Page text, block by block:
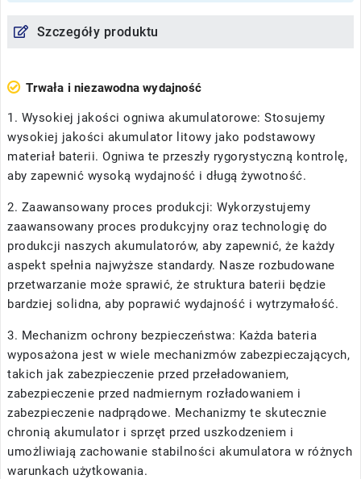
Szczegóły produktu
Trwała i niezawodna wydajność
1. Wysokiej jakości ogniwa akumulatorowe: Stosujemy
wysokiej jakości akumulator litowy jako podstawowy
materiał baterii. Ogniwa te przeszły rygorystyczną kontrolę,
aby zapewnić wysoką wydajność i długą żywotność.
2. Zaawansowany proces produkcji: Wykorzystujemy
zaawansowany proces produkcyjny oraz technologię do
produkcji naszych akumulatorów, aby zapewnić, że każdy
aspekt spełnia najwyższe standardy. Nasze rozbudowane
przetwarzanie może sprawić, że struktura baterii będzie
bardziej solidna, aby poprawić wydajność i wytrzymałość.
3. Mechanizm ochrony bezpieczeństwa: Każda bateria
wyposażona jest w wiele mechanizmów zabezpieczających,
takich jak zabezpieczenie przed przeładowaniem,
zabezpieczenie przed nadmiernym rozładowaniem i
zabezpieczenie nadprądowe. Mechanizmy te skutecznie
chronią akumulator i sprzęt przed uszkodzeniem i
umożliwiają zachowanie stabilności akumulatora w różnych
warunkach użytkowania.